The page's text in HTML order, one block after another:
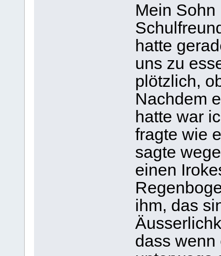
Mein
hatte
uns zu
plötzlich,
Nachdem
hatte war
fragte wie
sagte
einen
ihm, das
dass wenn